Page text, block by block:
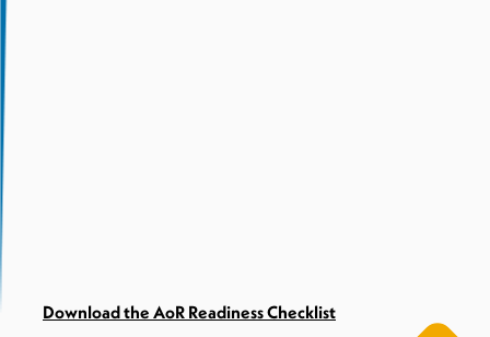
Download the AoR Readiness Checklist